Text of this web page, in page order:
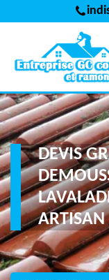
DEVIS
ARTISAN